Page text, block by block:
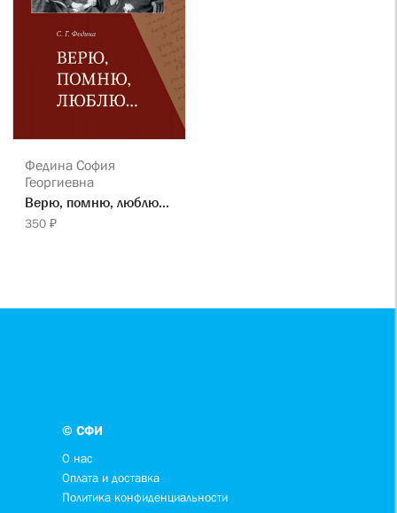
Федина София
Георгиевна
Верю, помню, люблю...
350 ₽
© СФИ
О нас
Оплата и доставка
Политика конфиденциальности